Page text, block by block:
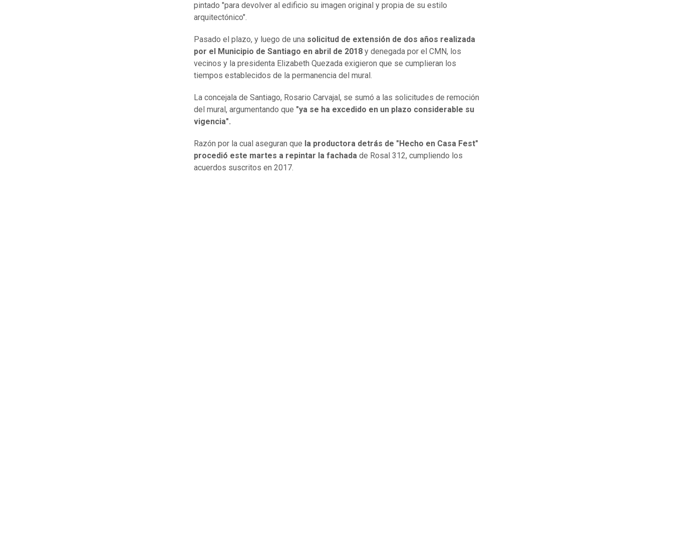
pintado "para devolver al edificio su imagen original y propia de su estilo
arquitectónico".
Pasado el plazo, y luego de una solicitud de extensión de dos años realizada
por el Municipio de Santiago en abril de 2018 y denegada por el CMN, los
vecinos y la presidenta Elizabeth Quezada exigieron que se cumplieran los
tiempos establecidos de la permanencia del mural.
La concejala de Santiago, Rosario Carvajal, se sumó a las solicitudes de remoción
del mural, argumentando que "ya se ha excedido en un plazo considerable su
vigencia".
Razón por la cual aseguran que la productora detrás de "Hecho en Casa Fest"
procedió este martes a repintar la fachada de Rosal 312, cumpliendo los
acuerdos suscritos en 2017.